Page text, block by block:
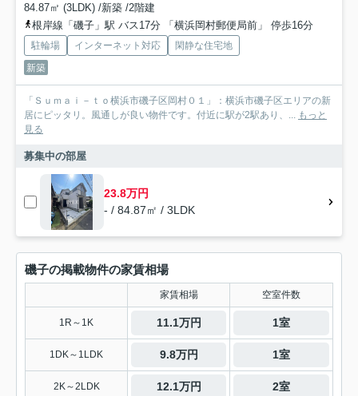
84.87㎡ (3LDK) /新築 /2階建
根岸線「磯子」駅 バス17分 「横浜岡村郵便局前」 停歩16分
駐輪場 インターネット対応
閑静な住宅地
新築
「Ｓｕｍａｉ－ｔｏ横浜市磯子区岡村０１」：横浜市磯子区エリアの新
居にピッタリ。風通しが良い物件です。付近に駅が2駅あり、... もっと
見る
募集中の部屋
23.8万円
- / 84.87㎡ / 3LDK
磯子の掲載物件の家賃相場
家賃相場 空室件数
1R～1K 11.1万円 1室
1DK～1LDK 9.8万円 1室
2K～2LDK 12.1万円 2室